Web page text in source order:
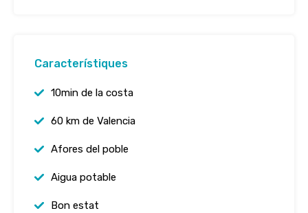
Característiques
10min de la costa
60 km de Valencia
Afores del poble
Aigua potable
Bon estat